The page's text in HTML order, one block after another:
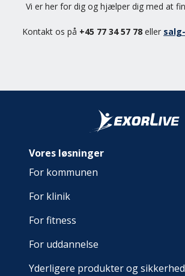
Vi er her for dig og hjælper dig med at
Kontakt os på +45 77 34 57 78 eller
Vores løsninger
For kommunen
For klinik
For fitness
For uddannelse
Yderligere produkter og sikkerhed